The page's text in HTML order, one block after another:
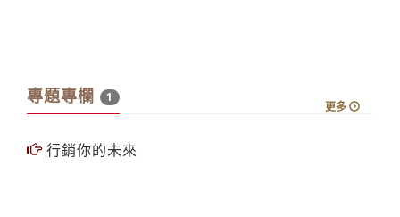
專題專欄 1
更多
行銷你的未來